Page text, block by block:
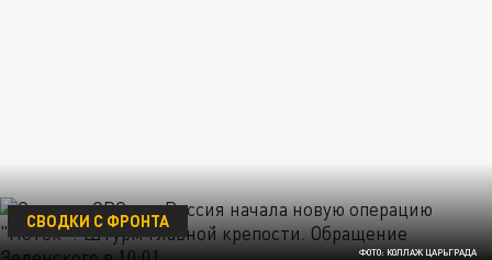
ФОТО: КОЛЛАЖ ЦАРЬГРАДА
СВОДКИ С ФРОНТА